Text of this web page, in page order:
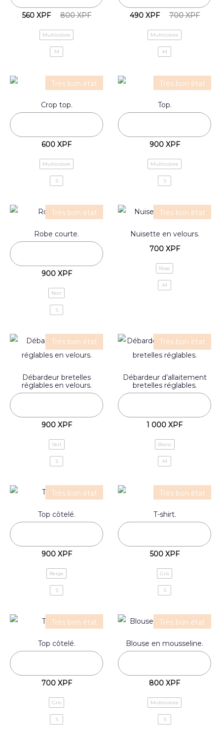
800XPF
560 XPF
Multicolore
M
700XPF
490 XPF
Multicolore
M
Très bon état
Crop top.
600 XPF
Multicolore
S
Très bon état
Top.
900 XPF
Multicolore
S
Très bon état
Robe courte.
900 XPF
Noir
S
Très bon état
Nuisette en velours.
700 XPF
Rose
M
Très bon état
Débardeur bretelles
réglables en velours.
900 XPF
Vert
S
Très bon état
Débardeur d’allaitement
bretelles réglables.
1 000 XPF
Blanc
M
Très bon état
Top côtelé.
900 XPF
Beige
S
Très bon état
T-shirt.
500 XPF
Gris
S
Très bon état
Top côtelé.
700 XPF
Gris
S
Très bon état
Blouse en mousseline.
800 XPF
Multicolore
S